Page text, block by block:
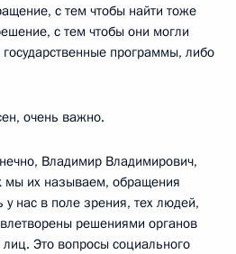
с тем чтобы найти тоже
с тем чтобы они могли
программы, либо
очень важно.
Владимир Владимирович,
мы их называем, обращения
нас в поле зрения, тех людей,
решениями органов
Это вопросы социального